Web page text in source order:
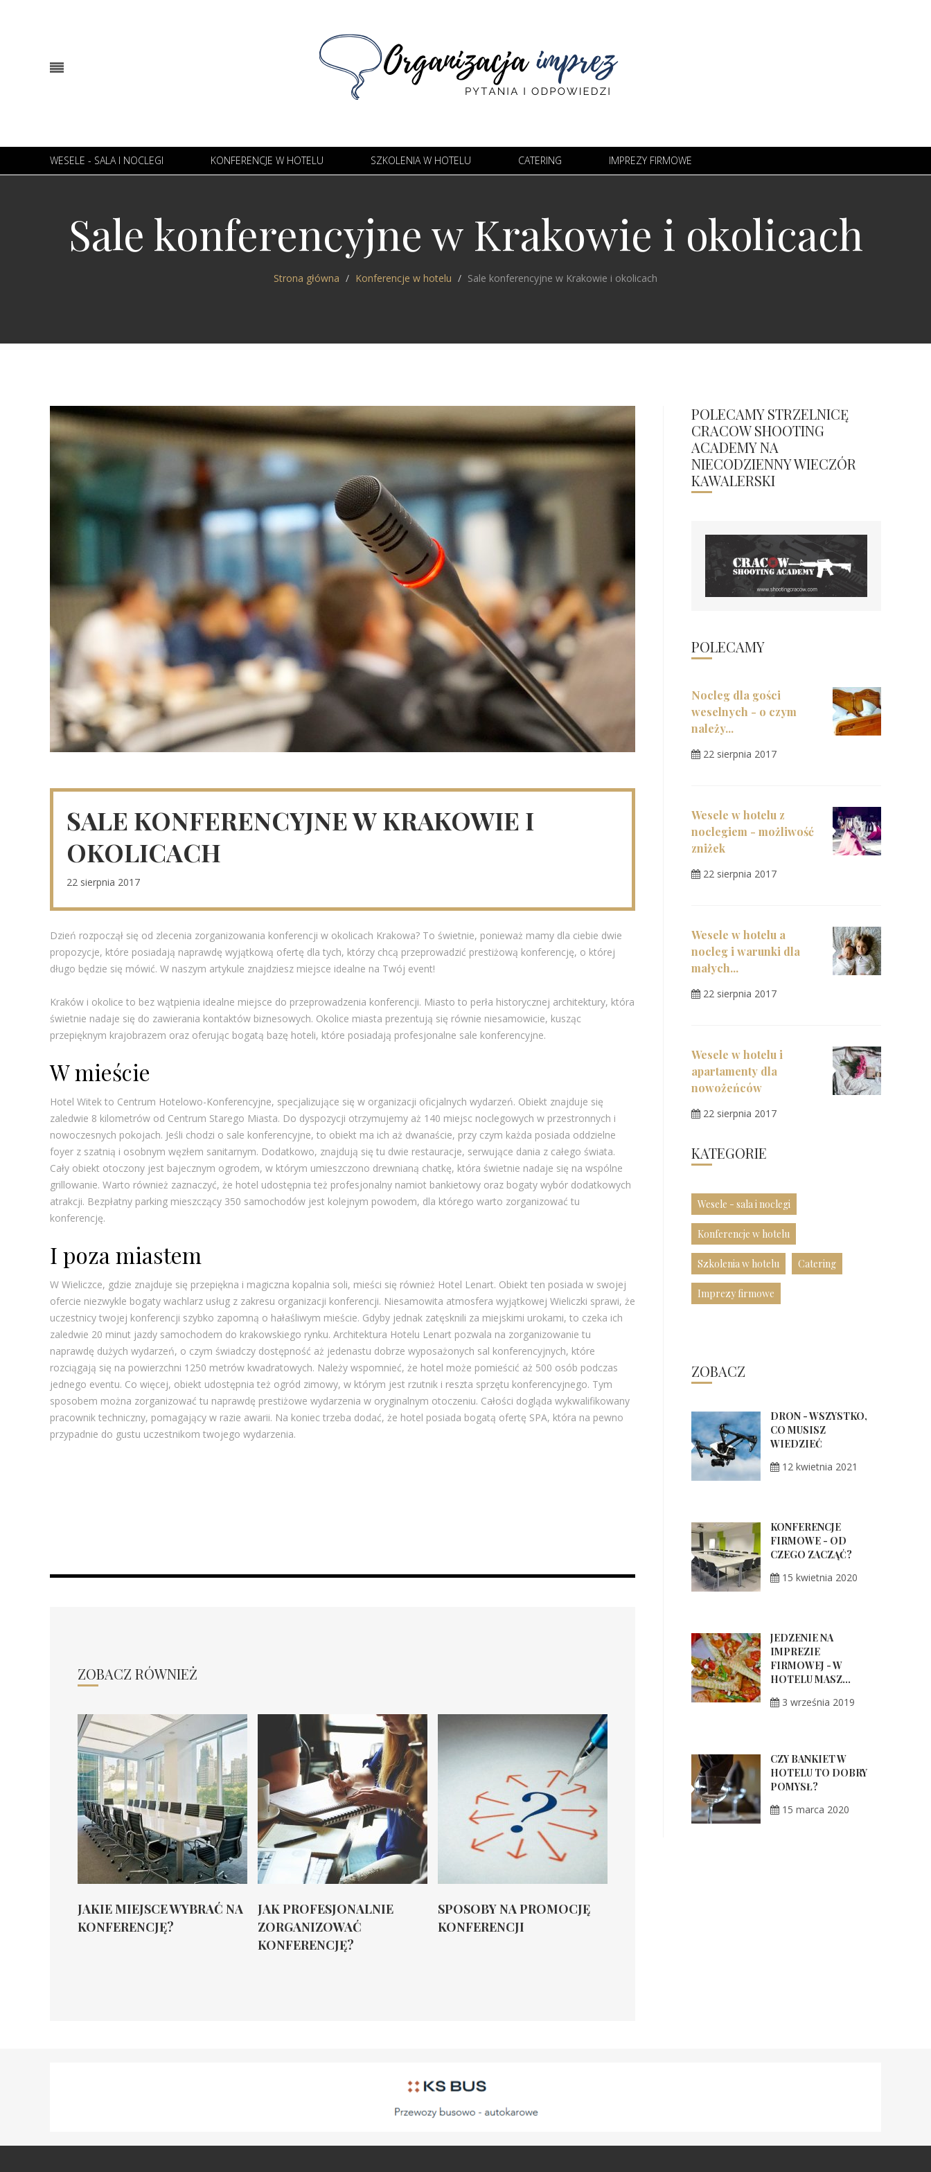
WESELE - SALA I NOCLEGI KONFERENCJE W HOTELU SZKOLENIA W HOTELU CATERING IMPREZY FIRMOWE
Sale konferencyjne w Krakowie i okolicach
Strona główna Konferencje w hotelu Sale konferencyjne w Krakowie i okolicach
SALE KONFERENCYJNE W KRAKOWIE I
OKOLICACH
22 sierpnia 2017
Dzień rozpoczął się od zlecenia zorganizowania konferencji w okolicach Krakowa? To świetnie, ponieważ mamy dla ciebie dwie
propozycje, które posiadają naprawdę wyjątkową ofertę dla tych, którzy chcą przeprowadzić prestiżową konferencję, o której
długo będzie się mówić. W naszym artykule znajdziesz miejsce idealne na Twój event!
Kraków i okolice to bez wątpienia idealne miejsce do przeprowadzenia konferencji. Miasto to perła historycznej architektury, która
świetnie nadaje się do zawierania kontaktów biznesowych. Okolice miasta prezentują się równie niesamowicie, kusząc
przepięknym krajobrazem oraz oferując bogatą bazę hoteli, które posiadają profesjonalne sale konferencyjne.
W mieście
Hotel Witek to Centrum Hotelowo-Konferencyjne, specjalizujące się w organizacji oficjalnych wydarzeń. Obiekt znajduje się
zaledwie 8 kilometrów od Centrum Starego Miasta. Do dyspozycji otrzymujemy aż 140 miejsc noclegowych w przestronnych i
nowoczesnych pokojach. Jeśli chodzi o sale konferencyjne, to obiekt ma ich aż dwanaście, przy czym każda posiada oddzielne
foyer z szatnią i osobnym węzłem sanitarnym. Dodatkowo, znajdują się tu dwie restauracje, serwujące dania z całego świata.
Cały obiekt otoczony jest bajecznym ogrodem, w którym umieszczono drewnianą chatkę, która świetnie nadaje się na wspólne
grillowanie. Warto również zaznaczyć, że hotel udostępnia też profesjonalny namiot bankietowy oraz bogaty wybór dodatkowych
atrakcji. Bezpłatny parking mieszczący 350 samochodów jest kolejnym powodem, dla którego warto zorganizować tu
konferencję.
I poza miastem
W Wieliczce, gdzie znajduje się przepiękna i magiczna kopalnia soli, mieści się również Hotel Lenart. Obiekt ten posiada w swojej
ofercie niezwykle bogaty wachlarz usług z zakresu organizacji konferencji. Niesamowita atmosfera wyjątkowej Wieliczki sprawi, że
uczestnicy twojej konferencji szybko zapomną o hałaśliwym mieście. Gdyby jednak zatęsknili za miejskimi urokami, to czeka ich
zaledwie 20 minut jazdy samochodem do krakowskiego rynku. Architektura Hotelu Lenart pozwala na zorganizowanie tu
naprawdę dużych wydarzeń, o czym świadczy dostępność aż jedenastu dobrze wyposażonych sal konferencyjnych, które
rozciągają się na powierzchni 1250 metrów kwadratowych. Należy wspomnieć, że hotel może pomieścić aż 500 osób podczas
jednego eventu. Co więcej, obiekt udostępnia też ogród zimowy, w którym jest rzutnik i reszta sprzętu konferencyjnego. Tym
sposobem można zorganizować tu naprawdę prestiżowe wydarzenia w oryginalnym otoczeniu. Całości dogląda wykwalifikowany
pracownik techniczny, pomagający w razie awarii. Na koniec trzeba dodać, że hotel posiada bogatą ofertę SPA, która na pewno
przypadnie do gustu uczestnikom twojego wydarzenia.
ZOBACZ RÓWNIEŻ
JAKIE MIEJSCE WYBRAĆ NA
KONFERENCJĘ?
JAK PROFESJONALNIE
ZORGANIZOWAĆ
KONFERENCJĘ?
SPOSOBY NA PROMOCJĘ
KONFERENCJI
POLECAMY STRZELNICĘ
CRACOW SHOOTING
ACADEMY NA
NIECODZIENNY WIECZÓR
KAWALERSKI
POLECAMY
Nocleg dla gości
weselnych - o czym
należy...
22 sierpnia 2017
Wesele w hotelu z
noclegiem - możliwość
zniżek
22 sierpnia 2017
Wesele w hotelu a
nocleg i warunki dla
małych...
22 sierpnia 2017
Wesele w hotelu i
apartamenty dla
nowożeńców
22 sierpnia 2017
KATEGORIE
Wesele - sala i noclegi
Konferencje w hotelu
Szkolenia w hotelu Catering
Imprezy firmowe
ZOBACZ
DRON - WSZYSTKO,
CO MUSISZ
WIEDZIEĆ
12 kwietnia 2021
KONFERENCJE
FIRMOWE - OD
CZEGO ZACZĄĆ?
15 kwietnia 2020
JEDZENIE NA
IMPREZIE
FIRMOWEJ - W
HOTELU MASZ...
3 września 2019
CZY BANKIET W
HOTELU TO DOBRY
POMYSŁ?
15 marca 2020